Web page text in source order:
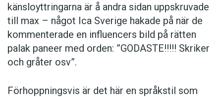
känsloyttringarna är å andra sidan uppskruvade
till max – något Ica Sverige hakade på när de
kommen­terade en influencers bild på rätten
palak paneer med orden: ­”GODASTE!!!!! Skriker
och gråter osv”.
Förhoppningsvis är det här en språkstil som